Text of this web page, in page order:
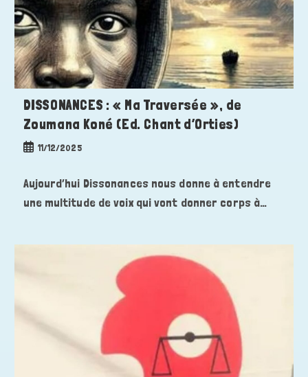
DISSONANCES : « Ma Traversée », de
Zoumana Koné (Ed. Chant d’Orties)
Publication
11/12/2025
Aujourd’hui Dissonances nous donne à entendre
une multitude de voix qui vont donner corps à…